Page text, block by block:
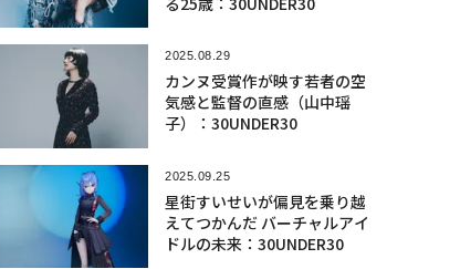
2025.08.29
カンヌ受賞作が映す若者の空
気感と監督の直感（山中瑶
子）：30UNDER30
2025.09.25
星街すいせいが偏見を乗り越
えてつかんだ バーチャルアイ
ドルの未来：30UNDER30